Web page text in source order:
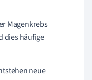
Magenkrebs
dies häufige
neue